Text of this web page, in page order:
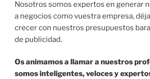
Nosotros somos expertos en generar
a negocios como vuestra empresa,
crecer con nuestros presupuestos
de publicidad.
Os animamos a llamar a nuestros
somos inteligentes, veloces y